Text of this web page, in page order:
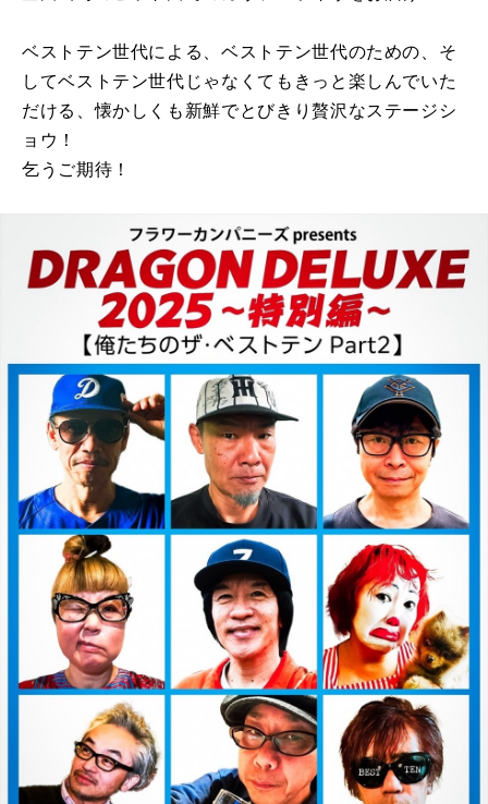
ベストテン世代による、ベストテン世代のための、そ
してベストテン世代じゃなくてもきっと楽しんでいた
だける、懐かしくも新鮮でとびきり贅沢なステージシ
ョウ！
乞うご期待！